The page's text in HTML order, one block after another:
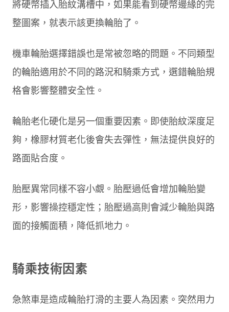
將硬幣插入胎紋溝槽中，如果能看到硬幣邊緣的完
整圖案，就表示該更換輪胎了。
機車輪胎選擇錯誤也是常被忽略的問題。不同類型
的輪胎適用於不同的路況和騎乘方式，選錯輪胎規
格會影響整體安全性。
輪胎老化硬化是另一個重要因素。即使胎紋深度足
夠，橡膠材質老化後會失去彈性，無法提供良好的
路面貼合度。
胎壓異常同樣不容小覷。胎壓過低會增加輪胎變
形，影響操控穩定性；胎壓過高則會減少輪胎與路
面的接觸面積，降低抓地力。
騎乘技術因素
急煞車是造成輪胎打滑的主要人為因素。突然用力